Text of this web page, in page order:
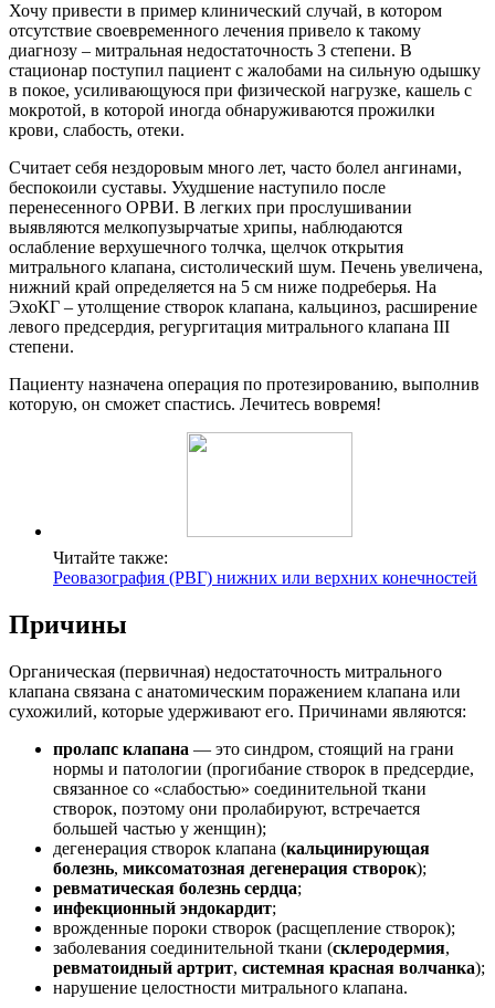
Хочу привести в пример клинический случай, в котором
отсутствие своевременного лечения привело к такому
диагнозу – митральная недостаточность 3 степени. В
стационар поступил пациент с жалобами на сильную одышку
в покое, усиливающуюся при физической нагрузке, кашель с
мокротой, в которой иногда обнаруживаются прожилки
крови, слабость, отеки.
Считает себя нездоровым много лет, часто болел ангинами,
беспокоили суставы. Ухудшение наступило после
перенесенного ОРВИ. В легких при прослушивании
выявляются мелкопузырчатые хрипы, наблюдаются
ослабление верхушечного толчка, щелчок открытия
митрального клапана, систолический шум. Печень увеличена,
нижний край определяется на 5 см ниже подреберья. На
ЭхоКГ – утолщение створок клапана, кальциноз, расширение
левого предсердия, регургитация митрального клапана III
степени.
Пациенту назначена операция по протезированию, выполнив
которую, он сможет спастись. Лечитесь вовремя!
Читайте также:
Реовазография (РВГ) нижних или верхних конечностей
Причины
Органическая (первичная) недостаточность митрального
клапана связана с анатомическим поражением клапана или
сухожилий, которые удерживают его. Причинами являются:
пролапс клапана — это синдром, стоящий на грани
нормы и патологии (прогибание створок в предсердие,
связанное со «слабостью» соединительной ткани
створок, поэтому они пролабируют, встречается
большей частью у женщин);
дегенерация створок клапана (кальцинирующая
болезнь, миксоматозная дегенерация створок);
ревматическая болезнь сердца;
инфекционный эндокардит;
врожденные пороки створок (расщепление створок);
заболевания соединительной ткани (склеродермия,
ревматоидный артрит, системная красная волчанка);
нарушение целостности митрального клапана.